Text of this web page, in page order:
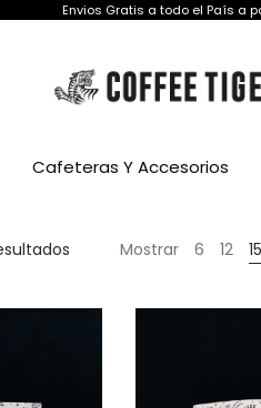
Envios Gratis a todo el País a
Cafeteras Y Accesorios
OrdenadoMostrar 6 12 15